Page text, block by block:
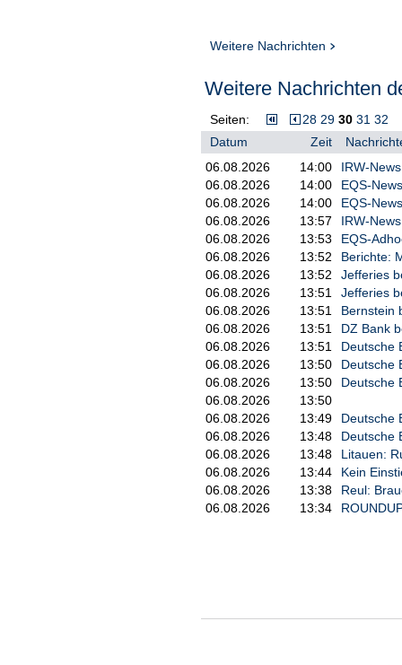
Weitere Nachrichten
Weitere Nachrichten
Seiten: 28 29 30 31 32
Datum
Zeit
06.08.2026
14:00
IRW-
06.08.2026
14:00
EQS-
06.08.2026
14:00
EQS-
06.08.2026
13:57
IRW-
06.08.2026
13:53
EQS-
06.08.2026
13:52
Berichte:
06.08.2026
13:52
Jefferies
06.08.2026
13:51
Jefferies
06.08.2026
13:51
Bernstein
06.08.2026
13:51
DZ Bank
06.08.2026
13:51
Deutsche
06.08.2026
13:50
Deutsche
06.08.2026
13:50
Deutsche
06.08.2026
13:50
06.08.2026
13:49
Deutsche
06.08.2026
13:48
Deutsche
06.08.2026
13:48
Litauen:
06.08.2026
13:44
Kein
06.08.2026
13:38
Reul:
06.08.2026
13:34